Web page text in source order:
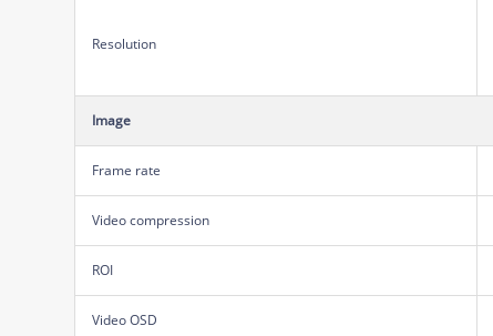
Resolution
Image
Frame rate
Video compression
ROI
Video OSD